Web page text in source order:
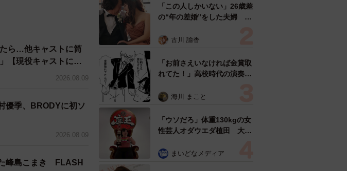
たら…他キャストに筒
2026.08.09
優季、BRODYに初ソ
2026.08.09
峰島こまき FLASH
「この人しかいない」26歳差
の“年の差婚”をした夫婦 出
た？ 今の思いを聞いた
古川 諭香
「お前さえいなければ金賞取
れてた！」高校時代の演奏会
生は楽器修理職人に 10年後
ぬ申し出【漫画】
海川 まこと
「ウソだろ」体重130kgの女
性芸人オダウエダ植田 大学
で」 まいどなメディア